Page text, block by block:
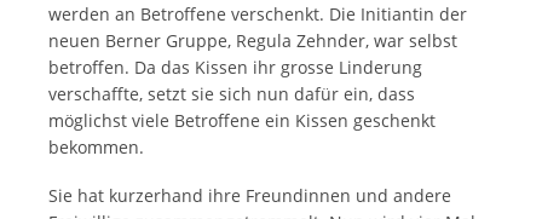
werden an Betroffene verschenkt. Die Initiantin der
neuen Berner Gruppe, Regula Zehnder, war selbst
betroffen. Da das Kissen ihr grosse Linderung
verschaffte, setzt sie sich nun dafür ein, dass
möglichst viele Betroffene ein Kissen geschenkt
bekommen.
Sie hat kurzerhand ihre Freundinnen und andere